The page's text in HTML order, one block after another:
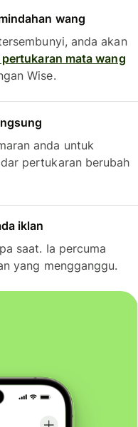
wang
anda akan
pertukaran mata wang
Wise.
anda untuk
pertukaran berubah
iklan
saat. Ia percuma
yang mengganggu.